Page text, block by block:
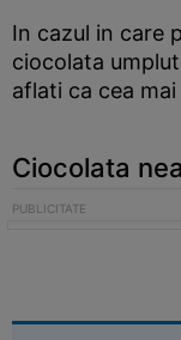
In cazul in care
ciocolata
aflati ca cea
Ciocolata